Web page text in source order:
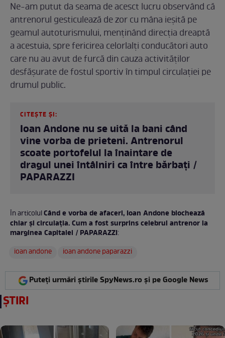
Ne-am putut da seama de acesct lucru observând că
antrenorul gesticulează de zor cu mâna ieșită pe
geamul autoturismului, menținând direcția dreaptă
a acestuia, spre fericirea celorlalți conducători auto
care nu au avut de furcă din cauza activităților
desfășurate de fostul sportiv în timpul circulației pe
drumul public.
CITEȘTE ȘI:
Ioan Andone nu se uită la bani când
vine vorba de prieteni. Antrenorul
scoate portofelul la înaintare de
dragul unei întâlniri ca între bărbați /
PAPARAZZI
În articolulCând e vorba de afaceri, Ioan Andone blochează
chiar și circulația. Cum a fost surprins celebrul antrenor la
marginea Capitalei / PAPARAZZI:
ioan andone
ioan andone paparazzi
Puteți urmări știrile SpyNews.ro și pe Google News
ȘTIRI